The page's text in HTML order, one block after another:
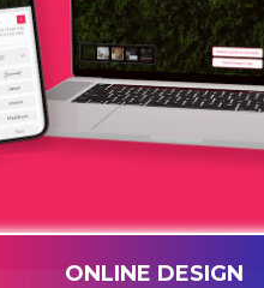
ONLINE DESIGN